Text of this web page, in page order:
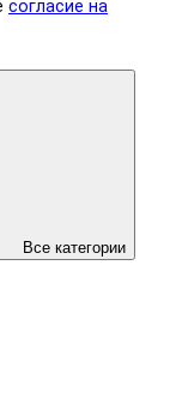
согласие на
Все категории